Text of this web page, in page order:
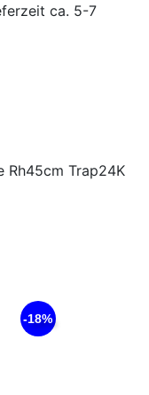
ca. 5-7
Rh45cm Trap24K
-18%